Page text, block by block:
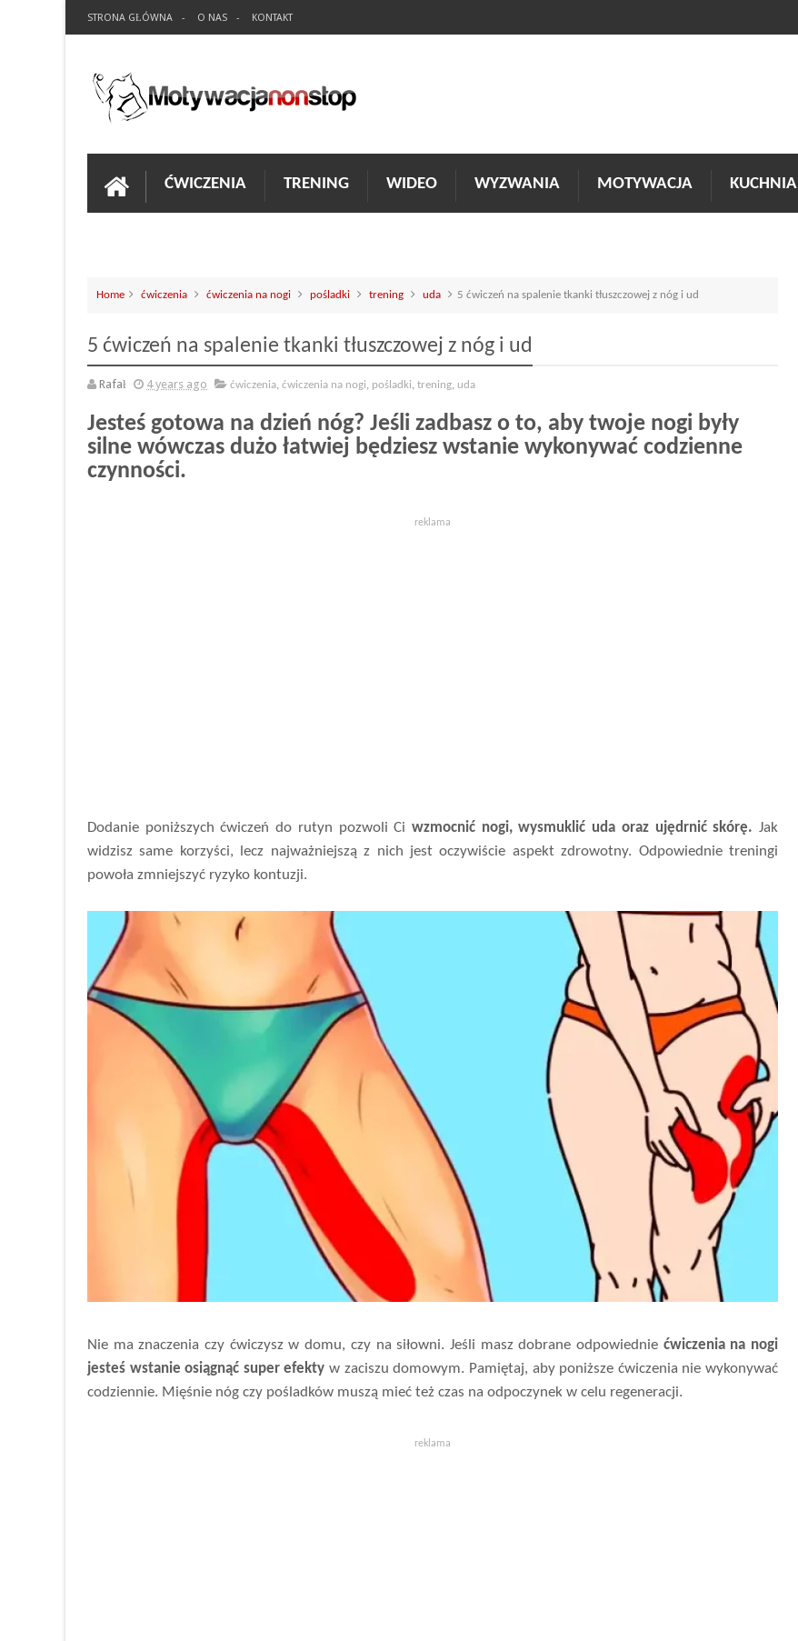
STRONA GŁÓWNA O NAS KONTAKT
ĆWICZENIA TRENING WIDEO WYZWANIA MOTYWACJA KUCHNIA
Home ćwiczenia ćwiczenia na nogi pośladki trening uda 5 ćwiczeń na spalenie tkanki tłuszczowej z nóg i ud
5 ćwiczeń na spalenie tkanki tłuszczowej z nóg i ud
Rafał 4 years ago ćwiczenia, ćwiczenia na nogi, pośladki, trening, uda
Jesteś gotowa na dzień nóg? Jeśli zadbasz o to, aby twoje nogi były
silne wówczas dużo łatwiej będziesz wstanie wykonywać codzienne
czynności.
reklama
Dodanie poniższych ćwiczeń do rutyn pozwoli Ciwzmocnić nogi, wysmuklić uda oraz ujędrnić skórę. Jak
widzisz same korzyści, lecz najważniejszą z nich jest oczywiście aspekt zdrowotny. Odpowiednie treningi
powoła zmniejszyć ryzyko kontuzji.
Nie ma znaczenia czy ćwiczysz w domu, czy na siłowni. Jeśli masz dobrane odpowiednie ćwiczenia na nogi
jesteś wstanie osiągnąć super efekty w zaciszu domowym. Pamiętaj, aby poniższe ćwiczenia nie wykonywać
codziennie. Mięśnie nóg czy pośladków muszą mieć też czas na odpoczynek w celu regeneracji.
reklama